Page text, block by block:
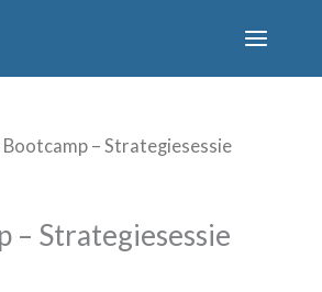
Bootcamp – Strategiesessie
– Strategiesessie